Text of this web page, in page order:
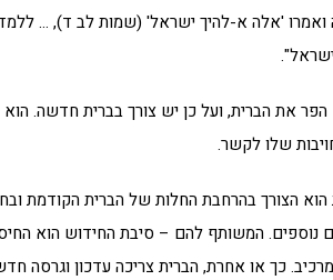
ואמרו 'אלה א-להיך ישראל' (שמות לב ד), …
את הברית, ועל כן יש צורך בברית חדשה. הוא
שלו לקשר.
הצורך בהרחבת החלות של הברית הקודמת
נוספים. המשותף להם – סיבת החידוש הוא
כך או אחרת, הברית צריכה עדכון וגרסה